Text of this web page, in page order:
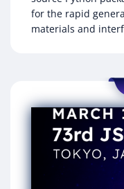
for the rapid
materials and